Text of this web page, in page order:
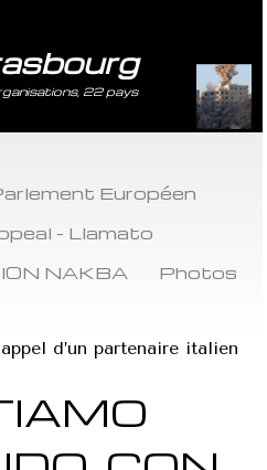
22 pays
Européen
- Llamato
NAKBA
Photos
d’un partenaire italien